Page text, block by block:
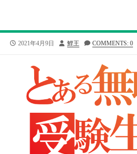
公
2021年4月9日
投
鯉王 COMMENTS: 0